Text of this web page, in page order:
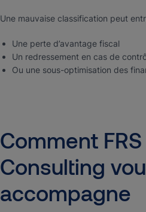
Une mauvaise classification peut
Une perte d’avantage fiscal
Un redressement en cas de
Ou une sous-optimisation des
Comment FRS
Consulting
accompagne